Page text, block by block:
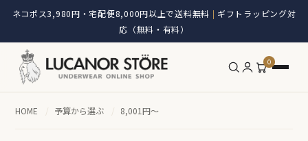
ネコポス3,980円・宅配便8,000円以上で送料無料 | ギフトラッピング対
応（無料・有料）
0
HOME / 予算から選ぶ / 8,001円～